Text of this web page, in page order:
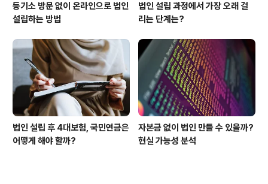
등기소 방문 없이 온라인으로 법인
설립하는 방법
법인 설립 과정에서 가장 오래 걸
리는 단계는?
법인 설립 후 4대보험, 국민연금은
어떻게 해야 할까?
자본금 없이 법인 만들 수 있을까?
현실 가능성 분석